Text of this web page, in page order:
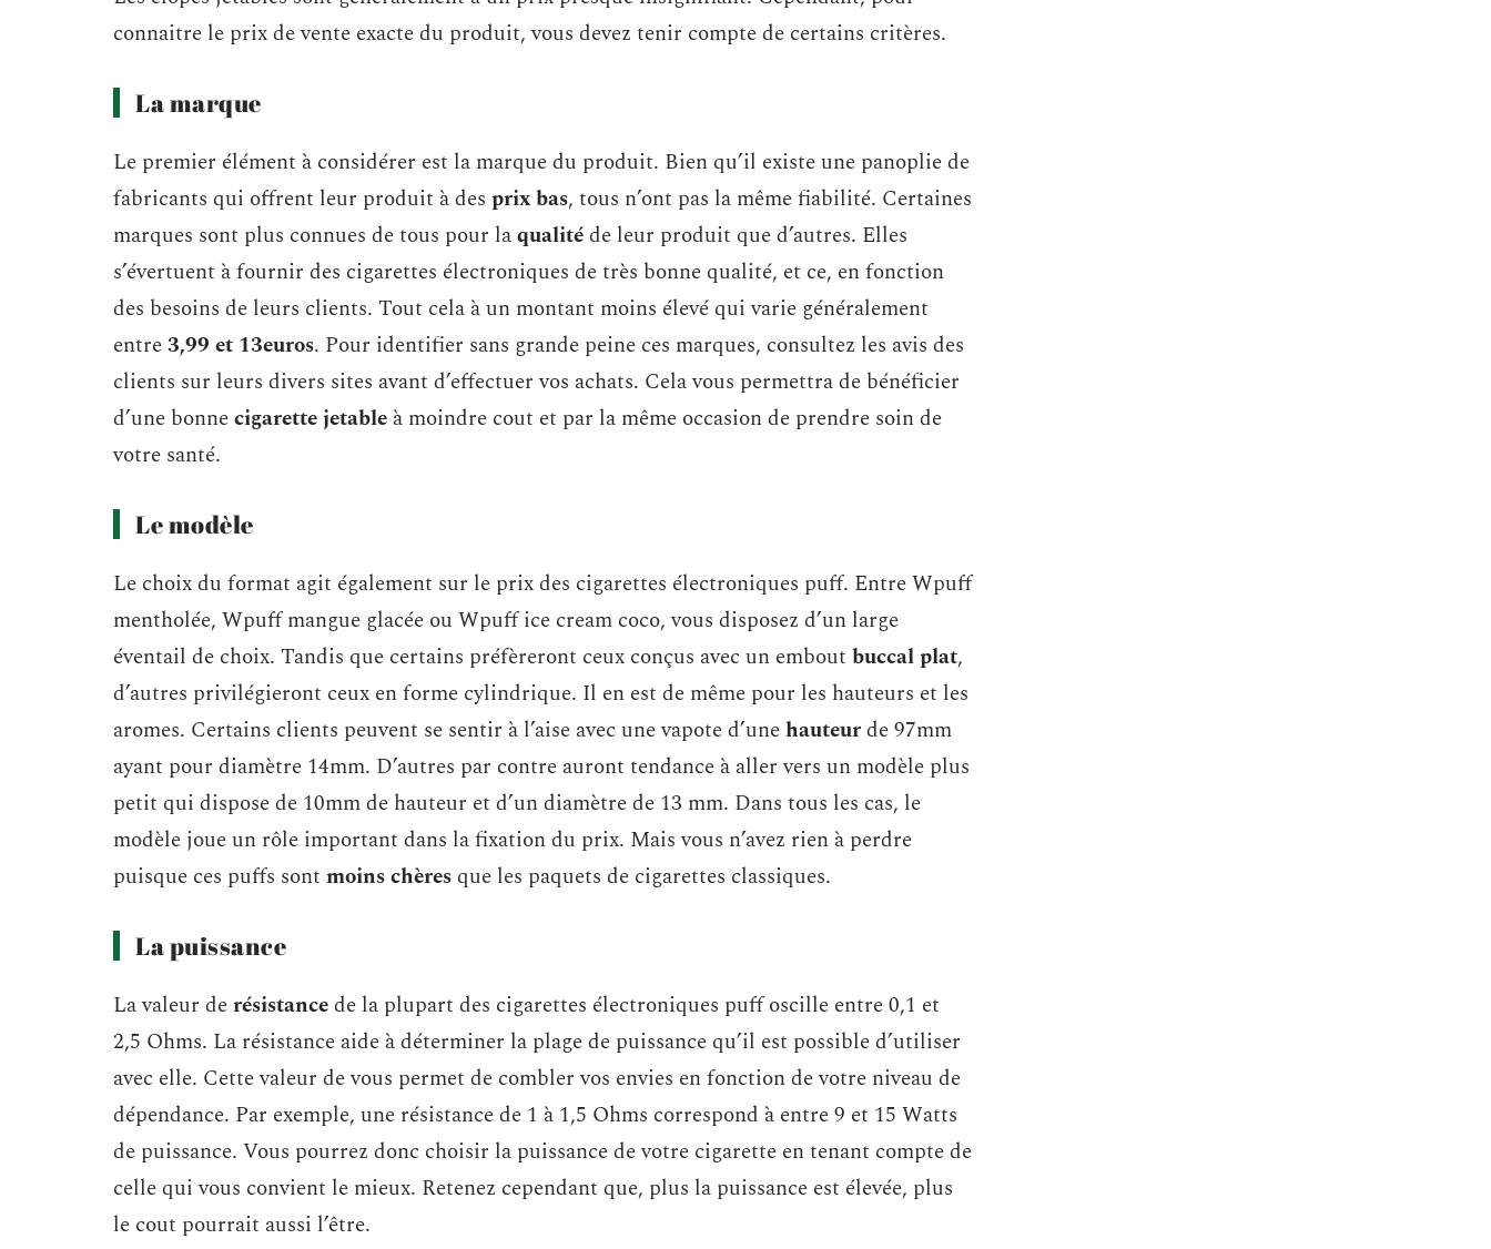
connaitre le prix de vente exacte du produit, vous devez tenir compte de certains critères.
La marque
Le premier élément à considérer est la marque du produit. Bien qu’il existe une panoplie de
fabricants qui offrent leur produit à des prix bas, tous n’ont pas la même fiabilité. Certaines
marques sont plus connues de tous pour laqualitéde leur produit que d’autres. Elles
s’évertuent à fournir des cigarettes électroniques de très bonne qualité, et ce, en fonction
des besoins de leurs clients. Tout cela à un montant moins élevé qui varie généralement
entre3,99 et 13euros. Pour identifier sans grande peine ces marques, consultez les avis des
clients sur leurs divers sites avant d’effectuer vos achats. Cela vous permettra de bénéficier
d’une bonnecigarettejetable à moindre cout et par la même occasion de prendre soin de
votre santé.
Le modèle
Le choix du format agit également sur le prix des cigarettes électroniques puff. Entre Wpuff
mentholée, Wpuff mangue glacée ou Wpuff ice cream coco, vous disposez d’un large
éventail de choix. Tandis que certains préfèreront ceux conçus avec un embout buccal plat,
d’autres privilégieront ceux en forme cylindrique. Il en est de même pour les hauteurs et les
aromes. Certains clients peuvent se sentir à l’aise avec une vapote d’unehauteurde 97mm
ayant pour diamètre 14mm. D’autres par contre auront tendance à aller vers un modèle plus
petit qui dispose de 10mm de hauteur et d’un diamètre de 13 mm. Dans tous les cas, le
modèle joue un rôle important dans la fixation du prix. Mais vous n’avez rien à perdre
puisque ces puffs sont moins chères que les paquets de cigarettes classiques.
La puissance
La valeur derésistancede la plupart des cigarettes électroniques puff oscille entre 0,1 et
2,5 Ohms. La résistance aide à déterminer la plage de puissance qu’il est possible d’utiliser
avec elle. Cette valeur de vous permet de combler vos envies en fonction de votre niveau de
dépendance. Par exemple, une résistance de 1 à 1,5 Ohms correspond à entre 9 et 15 Watts
de puissance. Vous pourrez donc choisir la puissance de votre cigarette en tenant compte de
celle qui vous convient le mieux. Retenez cependant que, plus la puissance est élevée, plus
le cout pourrait aussi l’être.